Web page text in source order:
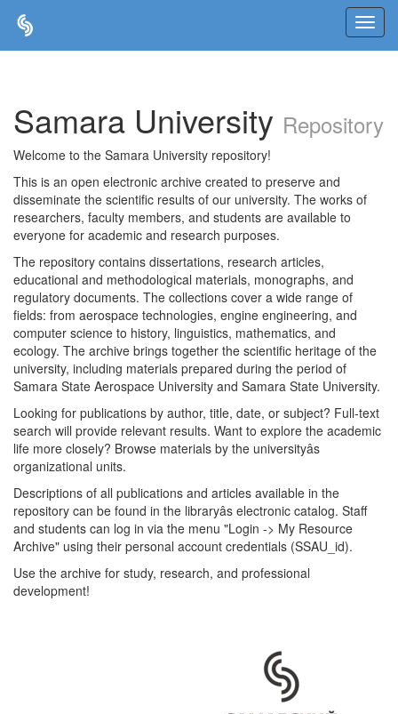
Samara University Repository
Welcome to the Samara University repository!
This is an open electronic archive created to preserve and
disseminate the scientific results of our university. The works of
researchers, faculty members, and students are available to
everyone for academic and research purposes.
The repository contains dissertations, research articles,
educational and methodological materials, monographs, and
regulatory documents. The collections cover a wide range of
fields: from aerospace technologies, engine engineering, and
computer science to history, linguistics, mathematics, and
ecology. The archive brings together the scientific heritage of the
university, including materials prepared during the period of
Samara State Aerospace University and Samara State University.
Looking for publications by author, title, date, or subject? Full-text
search will provide relevant results. Want to explore the academic
life more closely? Browse materials by the universityâs
organizational units.
Descriptions of all publications and articles available in the
repository can be found in the libraryâs electronic catalog. Staff
and students can log in via the menu "Login -> My Resource
Archive" using their personal account credentials (SSAU_id).
Use the archive for study, research, and professional
development!